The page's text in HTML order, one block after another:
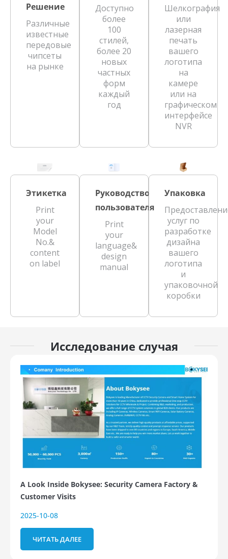
Решение
Различные
известные
передовые
чипсеты
на рынке
Доступно
более
100
стилей,
более 20
новых
частных
форм
каждый
год
Шелкография
или
лазерная
печать
вашего
логотипа
на
камере
или на
графическом
интерфейсе
NVR
Этикетка
Print
your
Model
No.&
content
on label
Руководство
пользователя
Print
your
language&
design
manual
Упаковка
услуг по
разработке
дизайна
вашего
логотипа
и
упаковочной
коробки
Исследование случая
A Look Inside Bokysee: Security Camera Factory &
Customer Visits
2025-10-08
ЧИТАТЬ ДАЛЕЕ